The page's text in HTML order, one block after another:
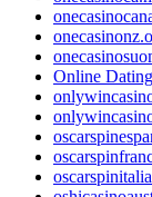
Online Dating